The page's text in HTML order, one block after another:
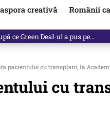
creativă
Românii
ce Green Deal-ul a pus pe…
pacientului cu transplant, la
cu